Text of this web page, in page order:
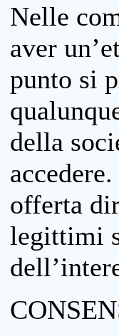
Nelle
aver
punto si
della
offerta
legittimi